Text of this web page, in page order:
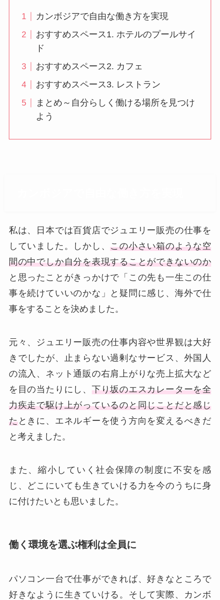
カンボジアで自由な働き方を実現
おすすめスペース1. ホテルのプールサイ
ド
おすすめスペース2. カフェ
おすすめスペース3. レストラン
まとめ～自分らしく働ける場所を見つけ
よう
私は、日本では百貨店でジュエリー販売の仕事を
していました。しかし、この小さい箱のような空
間の中でしか自分を表現することができないのか
と思ったことがきっかけで「この先も一生この仕
事を続けていいのかな」と疑問に感じ、海外で仕
事をすることを決めました。
元々、ジュエリー販売の仕事内容や世界観は大好
きでしたが、止まらない過剰なサービス、外国人
の流入、ネット通販の右肩上がりな売上拡大など
を目の当たりにし、 下り坂のエスカレーターを全
力疾走で駆け上がっているのと同じことだと感じ
たときに、エネルギーを使う方向を変えるべきだ
と考えました。
また、縮小していく社会保障の制度に不安を感
じ、どこにいても生きていける力を今のうちに身
に付けたいとも思いました。
働く環境を選ぶ権利は全員に
パソコン一台で仕事ができれば、好きなところで
好きなように生きていける。そして実際、カンボ